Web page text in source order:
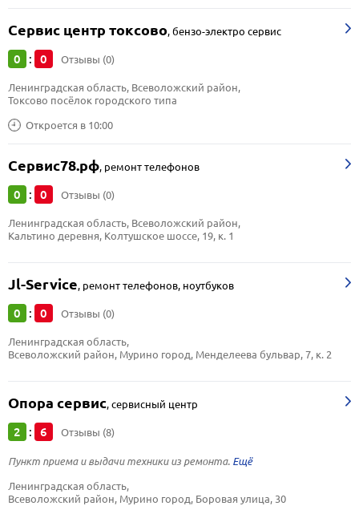
Сервис центр токсово,бензо-электро сервис
0 : 0 Отзывы (0)
Откроется в 10:00
Ленинградская область, Всеволожский район,
Токсово посёлок городского типа
Сервис78.рф, ремонт телефонов
0 : 0 Отзывы (0)
Ленинградская область, Всеволожский район,
Кальтино деревня, Колтушское шоссе, 19, к. 1
Jl-Service, ремонт телефонов, ноутбуков
0 : 0 Отзывы (0)
Ленинградская область,
Всеволожский район, Мурино город, Менделеева бульвар, 7, к. 2
Опора сервис,сервисный центр
2 : 6 Отзывы (8)
Пункт приема и выдачи техники из ремонта.
Ленинградская область,
Всеволожский район, Мурино город, Боровая улица, 30